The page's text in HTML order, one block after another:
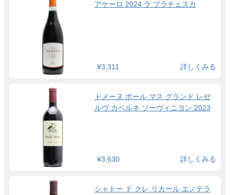
アケーロ 2024 ラ ブラチェスカ
¥3,311 詳しくみる
ドメーヌ ポール マス グランド レゼ
ルヴ カベルネ ソーヴィニヨン 2023
¥3,630 詳しくみる
シャトー ド クレ リカール エノテラ